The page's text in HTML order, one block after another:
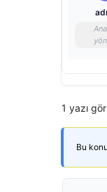
1 yazı
Bu